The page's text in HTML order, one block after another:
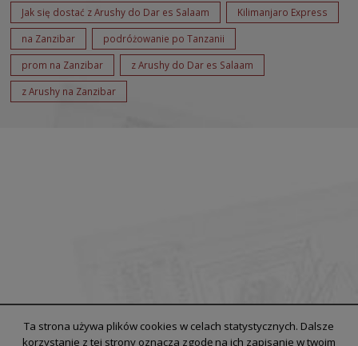
Jak się dostać z Arushy do Dar es Salaam Kilimanjaro Express
na Zanzibar podróżowanie po Tanzanii
prom na Zanzibar z Arushy do Dar es Salaam
z Arushy na Zanzibar
Ta strona używa plików cookies w celach statystycznych. Dalsze
korzystanie z tej strony oznacza zgodę na ich zapisanie w twoim